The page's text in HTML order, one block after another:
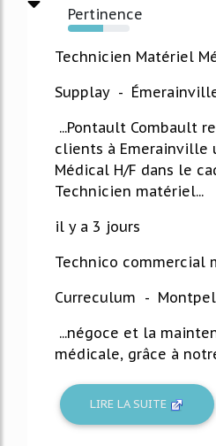
Pertinence
57%
Technicien Matériel
Supplay -
...Pontault Combault
clients à Emerainville
Médical H/F dans le
Technicien matériel...
il y a 3 jours
Technico commercial
Curreculum -
...négoce et la
médicale, grâce à
LIRE LA SUITE